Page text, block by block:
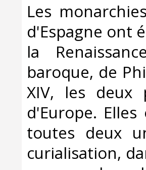
‎Les
d'Espagne ont
la
baroque, de
XIV, les deux
d'Europe.
toutes deux
curialisation,